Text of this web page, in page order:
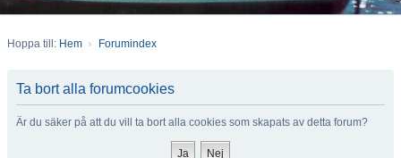
Hoppa till: Hem Forumindex
Ta bort alla forumcookies
Är du säker på att du vill ta bort alla cookies som skapats av detta forum?